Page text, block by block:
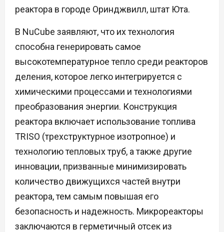
реактора в городе Оринджвилл, штат Юта.
В NuCube заявляют, что их технология
способна генерировать самое
высокотемпературное тепло среди реакторов
деления, которое легко интегрируется с
химическими процессами и технологиями
преобразования энергии. Конструкция
реактора включает использование топлива
TRISO (трехструктурное изотропное) и
технологию тепловых труб, а также другие
инновации, призванные минимизировать
количество движущихся частей внутри
реактора, тем самым повышая его
безопасность и надежность. Микрореакторы
заключаются в герметичный отсек из